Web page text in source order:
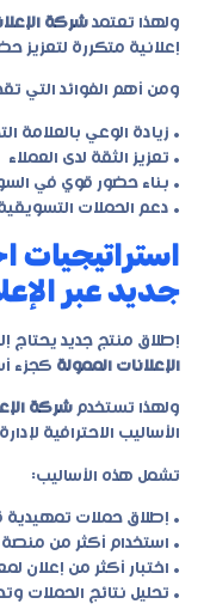
ولهذا تعتمدشركة
إعلانية متكررة لتعزيز
ومن أهم الفوائد التي
• زيادة الوعي بالعلامة
• تعزيز الثقة لدى العملاء
• بناء حضور قوي في
• دعم الحملات
استراتيجيات
جديد عبر
إطلاق منتج جديد
الإعلانات الممولة كجزء
ولهذا تستخدم شركة
الأساليب الاحترافية
تشمل هذه الأساليب:
• إطلاق حملات تمهيدية
• استخدام أكثر من منصة
• اختبار أكثر من إعلان
• تحليل نتائج الحملات